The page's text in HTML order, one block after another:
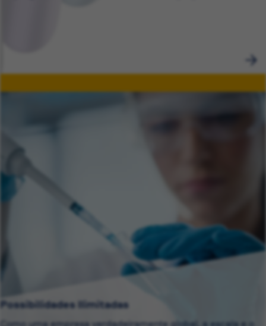
Possibilidades Ilimitadas